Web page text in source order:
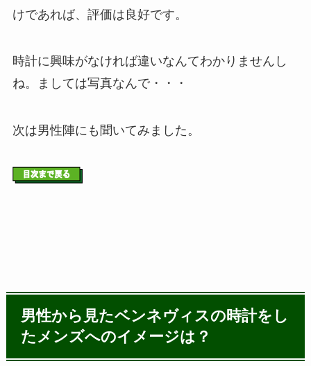
けであれば、評価は良好です。
時計に興味がなければ違いなんてわかりませんし
ね。ましては写真なんで・・・
次は男性陣にも聞いてみました。
男性から見たベンネヴィスの時計をし
たメンズへのイメージは？